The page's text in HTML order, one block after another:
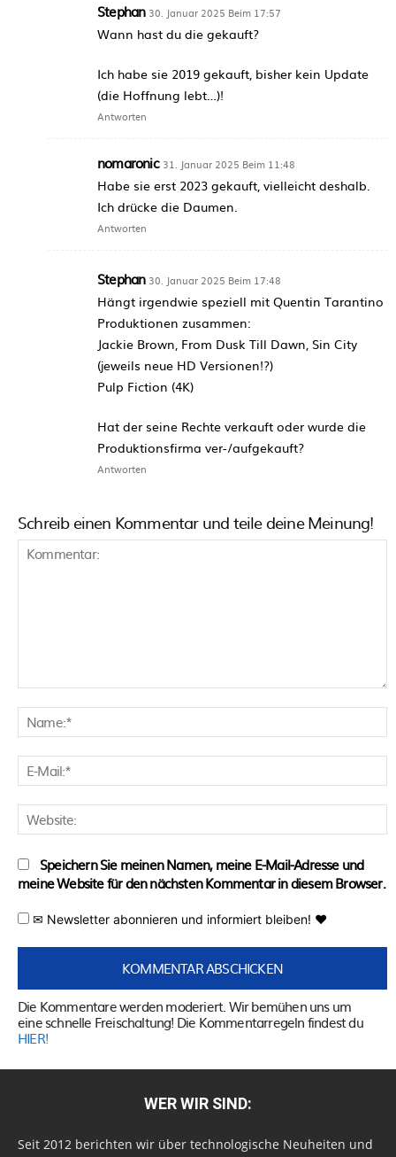
Stephan 30. Januar 2025 Beim 17:57
Wann hast du die gekauft?
Ich habe sie 2019 gekauft, bisher kein Update
(die Hoffnung lebt…)!
Antworten
nomaronic 31. Januar 2025 Beim 11:48
Habe sie erst 2023 gekauft, vielleicht deshalb.
Ich drücke die Daumen.
Antworten
Stephan 30. Januar 2025 Beim 17:48
Hängt irgendwie speziell mit Quentin Tarantino
Produktionen zusammen:
Jackie Brown, From Dusk Till Dawn, Sin City
(jeweils neue HD Versionen!?)
Pulp Fiction (4K)
Hat der seine Rechte verkauft oder wurde die
Produktionsfirma ver-/aufgekauft?
Antworten
Schreib einen Kommentar und teile deine Meinung!
Speichern Sie meinen Namen, meine E-Mail-Adresse und
meine Website für den nächsten Kommentar in diesem Browser.
✉ Newsletter abonnieren und informiert bleiben! ♥
Die Kommentare werden moderiert. Wir bemühen uns um
eine schnelle Freischaltung! Die Kommentarregeln findest du
HIER!
WER WIR SIND:
Seit 2012 berichten wir über technologische Neuheiten und